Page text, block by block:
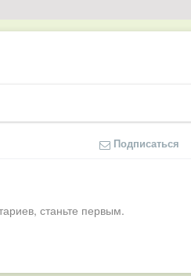
Подписаться
станьте первым.